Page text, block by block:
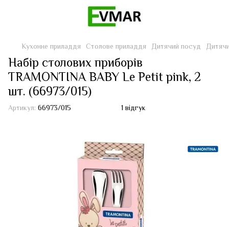
Кухонне приладдя Столове приладдя Дитячий посуд
Набір столових приборів
TRAMONTINA BABY Le Petit pink, 2
шт. (66973/015)
Артикул: 66973/015 1 відгук